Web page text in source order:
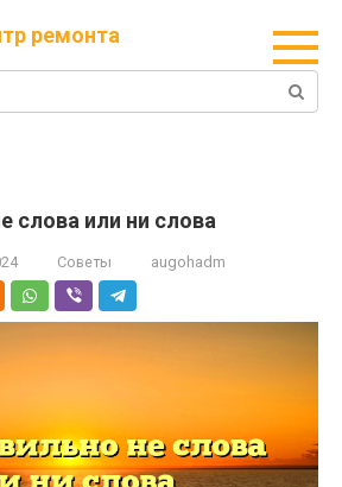
ремонта
слова или ни слова
Советы augohadm